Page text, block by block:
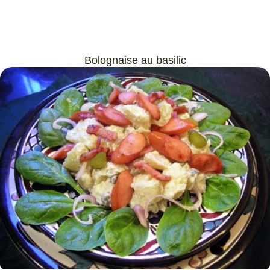
Bolognaise au basilic